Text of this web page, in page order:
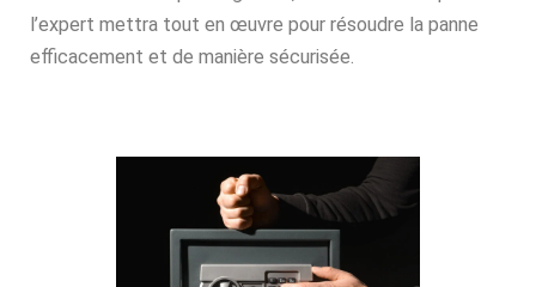
l’expert mettra tout en œuvre pour résoudre la panne
efficacement et de manière sécurisée.